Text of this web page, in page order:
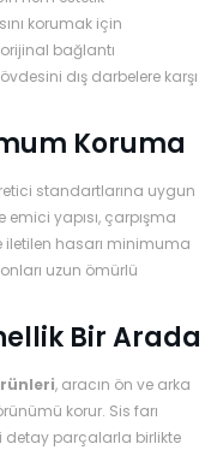
korumak için
bağlantı
dış darbelere karşı
Koruma
standartlarına uygun
yapısı, çarpışma
iletilen hasarı minimuma
uzun ömürlü
Bir Arada
, aracın ön ve arka
korur. Sis farı
detay parçalarla birlikte